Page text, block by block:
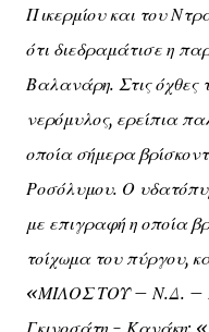
Πικερμίου και του
ότι διεδραμάτισε η
Βαλανάρη. Στις όχθες
νερόμυλος, ερείπια
οποία σήμερα
Ροσόλυμου. Ο
με επιγραφή η οποία
τοίχωμα του πύργου,
«ΜΙΛΟΣ ΤΟΥ – Ν.Δ. –
Γκινοσάτη - Κανάκη: